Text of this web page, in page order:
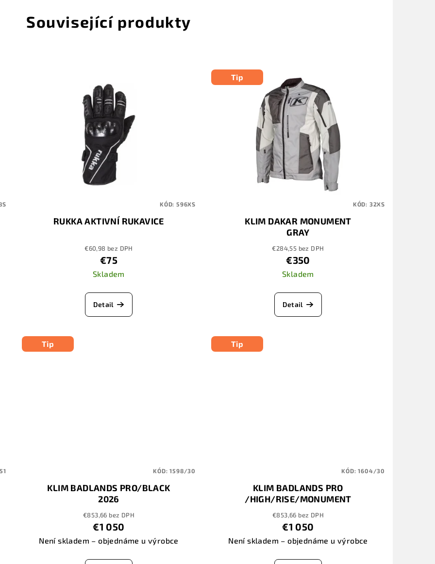
Související produkty
RUKKA AKTIVNÍ RUKAVICE
€60,98 bez DPH
€75
Skladem
Detail
KÓD: 596XS
Tip
KLIM DAKAR MONUMENT
GRAY
€284,55 bez DPH
€350
Skladem
Detail
KÓD: 32XS
Tip
KLIM BADLANDS PRO/BLACK
2026
€853,66 bez DPH
€1 050
Není skladem – objednáme u výrobce
KÓD:1598/30
Tip
KLIM BADLANDS PRO
/HIGH/RISE/MONUMENT
€853,66 bez DPH
€1 050
Není skladem – objednáme u výrobce
KÓD:1604/30